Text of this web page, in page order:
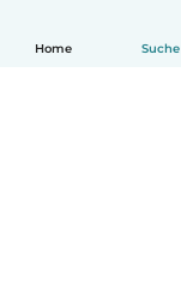
Home Suche